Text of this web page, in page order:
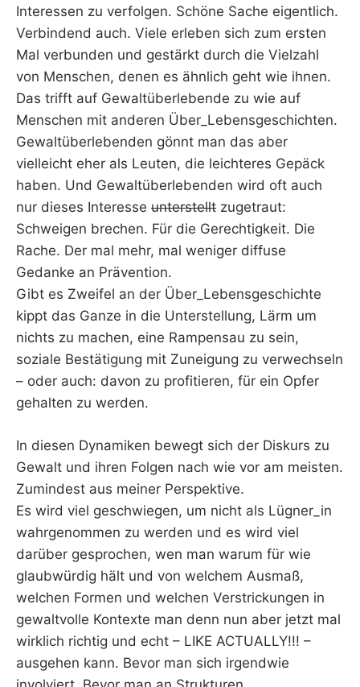
Interessen zu verfolgen. Schöne Sache eigentlich.
Verbindend auch. Viele erleben sich zum ersten
Mal verbunden und gestärkt durch die Vielzahl
von Menschen, denen es ähnlich geht wie ihnen.
Das trifft auf Gewaltüberlebende zu wie auf
Menschen mit anderen Über_Lebensgeschichten.
Gewaltüberlebenden gönnt man das aber
vielleicht eher als Leuten, die leichteres Gepäck
haben. Und Gewaltüberlebenden wird oft auch
nur dieses Interesse unterstellt zugetraut:
Schweigen brechen. Für die Gerechtigkeit. Die
Rache. Der mal mehr, mal weniger diffuse
Gedanke an Prävention.
Gibt es Zweifel an der Über_Lebensgeschichte
kippt das Ganze in die Unterstellung, Lärm um
nichts zu machen, eine Rampensau zu sein,
soziale Bestätigung mit Zuneigung zu verwechseln
– oder auch: davon zu profitieren, für ein Opfer
gehalten zu werden.
In diesen Dynamiken bewegt sich der Diskurs zu
Gewalt und ihren Folgen nach wie vor am meisten.
Zumindest aus meiner Perspektive.
Es wird viel geschwiegen, um nicht als Lügner_in
wahrgenommen zu werden und es wird viel
darüber gesprochen, wen man warum für wie
glaubwürdig hält und von welchem Ausmaß,
welchen Formen und welchen Verstrickungen in
gewaltvolle Kontexte man denn nun aber jetzt mal
wirklich richtig und echt – LIKE ACTUALLY!!! –
ausgehen kann. Bevor man sich irgendwie